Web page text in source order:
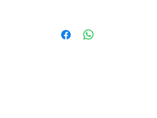
traits fins ou le remplissage.